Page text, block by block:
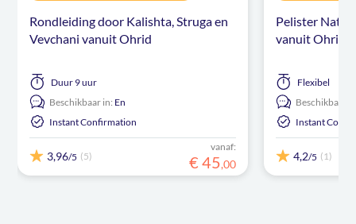
Rondleiding door Kalishta, Struga en
Vevchani vanuit Ohrid
Duur 9 uur
Beschikbaar in: En
Instant Confirmation
3,96/5 (5)
vanaf:
€ 45,00
Pelister
vanuit Ohrid
Flexibel
Beschikbaar
Instant
4,2/5 (1)